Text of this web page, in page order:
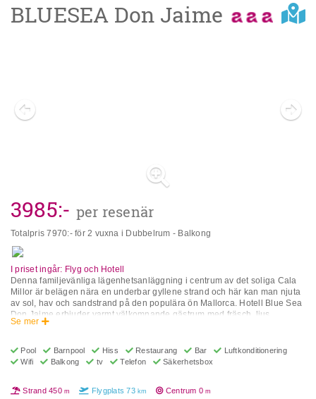
BLUESEA Don Jaime
3985:- per resenär
Totalpris7970:- för 2 vuxna i Dubbelrum - Balkong
I priset ingår: Flyg och Hotell
Denna familjevänliga lägenhetsanläggning i centrum av det soliga Cala
Millor är belägen nära en underbar gyllene strand och här kan man njuta
av sol, hav och sandstrand på den populära ön Mallorca. Hotell Blue Sea
Don Jaime erbjuder varmt välkomnande gästrum med fräsch, ljus
inredning för en extra bekväm vistelse. Hela familjen kan hålla igång med
aktiviteter med ledare gör alla glada. Hotellet ligger i Cala Millor, 450
meter från stranden, 6 kilometer från en djurpark, 21 kilometer från
spel, hiss och reception 24 timmar. Gästrummen har balkong eller terrass,
Se mer
Pool Barnpool Hiss Restaurang Bar
Luftkonditionering
Wifi
Balkong tv Telefon Säkerhetsbox
Strand450m Flygplats73 km Centrum 0m